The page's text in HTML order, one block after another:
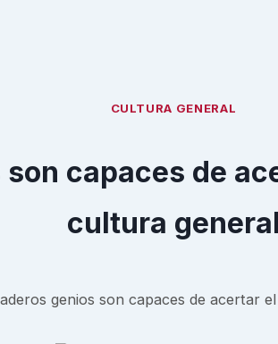
CULTURA GENERAL
capaces de
cultura general
genios son capaces de acertar